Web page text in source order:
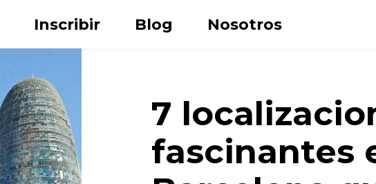
Inscribir Blog Nosotros
7
fascinantes